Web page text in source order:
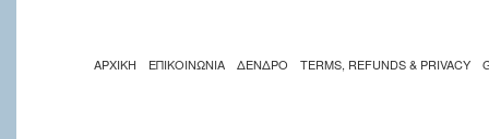
ΑΡΧΙΚΗ ΕΠΙΚΟΙΝΩΝΙΑ ΔΕΝΔΡΟ TERMS, REFUNDS & PRIVACY